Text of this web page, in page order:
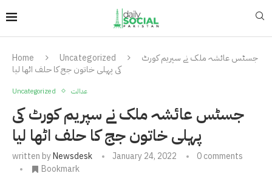
Home Uncategorized
جسٹس عائشہ ملک نے سپریم کورٹ
کی پہلی خاتون جج کا حلف اٹھا لیا
Uncategorized عدالت
جسٹس عائشہ ملک نے سپریم کورٹ کی
پہلی خاتون جج کا حلف اٹھا لیا
written byNewsdesk January 24, 2022
0 comments
Bookmark